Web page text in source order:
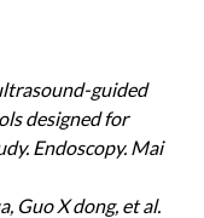
guided
designed for
Endoscopy. Mai
Guo X dong, et al.